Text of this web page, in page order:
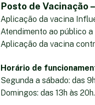
Posto de Vacinação
Aplicação da vacina
Atendimento ao público a
Aplicação da vacina
Horário de
Segunda a sábado: das
Domingos: das 13h às 20h.